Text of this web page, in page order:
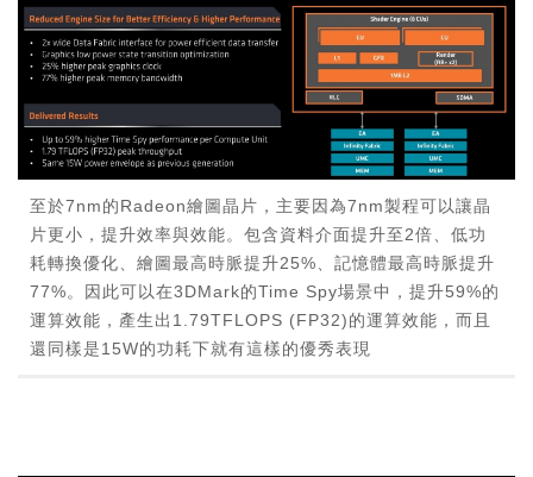
至於7nm的Radeon繪圖晶片，主要因為7nm製程可以讓晶
片更小，提升效率與效能。包含資料介面提升至2倍、低功
耗轉換優化、繪圖最高時脈提升25%、記憶體最高時脈提升
77%。因此可以在3DMark的Time Spy場景中，提升59%的
運算效能，產生出1.79TFLOPS (FP32)的運算效能，而且
還同樣是15W的功耗下就有這樣的優秀表現